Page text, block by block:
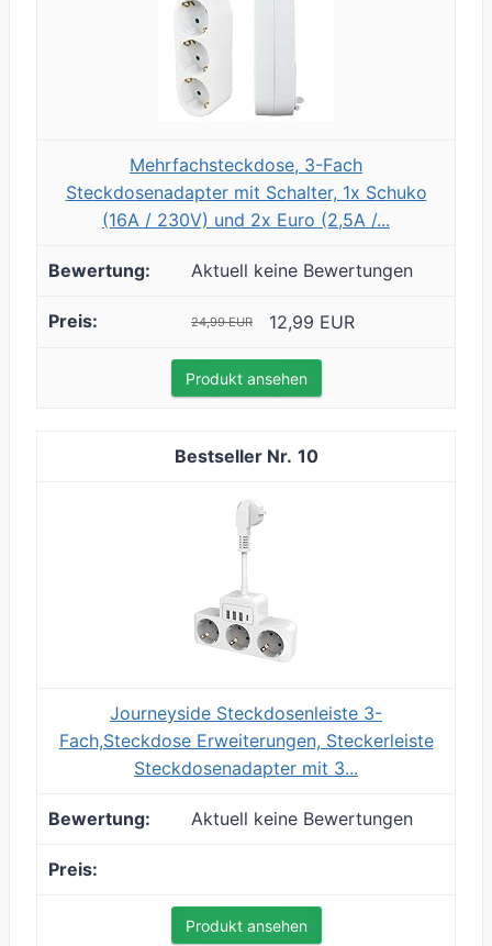
Mehrfachsteckdose, 3-Fach
Steckdosenadapter mit Schalter, 1x Schuko
(16A / 230V) und 2x Euro (2,5A /...
Aktuell keine Bewertungen
24,99 EUR 12,99 EUR
Produkt ansehen
10
Journeyside Steckdosenleiste 3-
Fach,Steckdose Erweiterungen, Steckerleiste
Steckdosenadapter mit 3...
Aktuell keine Bewertungen
Produkt ansehen